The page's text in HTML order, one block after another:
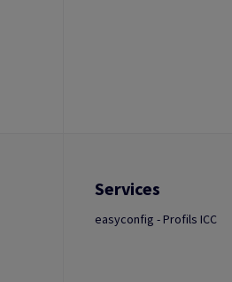
Services
easyconfig - Profils ICC